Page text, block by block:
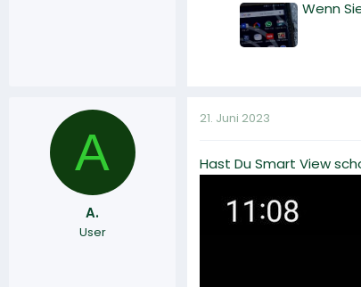
Wenn
A
A.
User
21. Juni 2023
Hast Du Smart View